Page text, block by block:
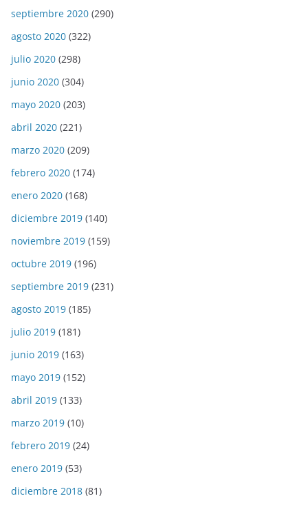
septiembre 2020 (290)
agosto 2020 (322)
julio 2020 (298)
junio 2020 (304)
mayo 2020 (203)
abril 2020 (221)
marzo 2020 (209)
febrero 2020 (174)
enero 2020 (168)
diciembre 2019 (140)
noviembre 2019 (159)
octubre 2019 (196)
septiembre 2019 (231)
agosto 2019 (185)
julio 2019 (181)
junio 2019 (163)
mayo 2019 (152)
abril 2019 (133)
marzo 2019 (10)
febrero 2019 (24)
enero 2019 (53)
diciembre 2018 (81)